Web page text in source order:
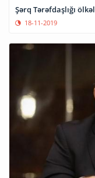
Şərq Tərəfdaşlığı
18-11-2019